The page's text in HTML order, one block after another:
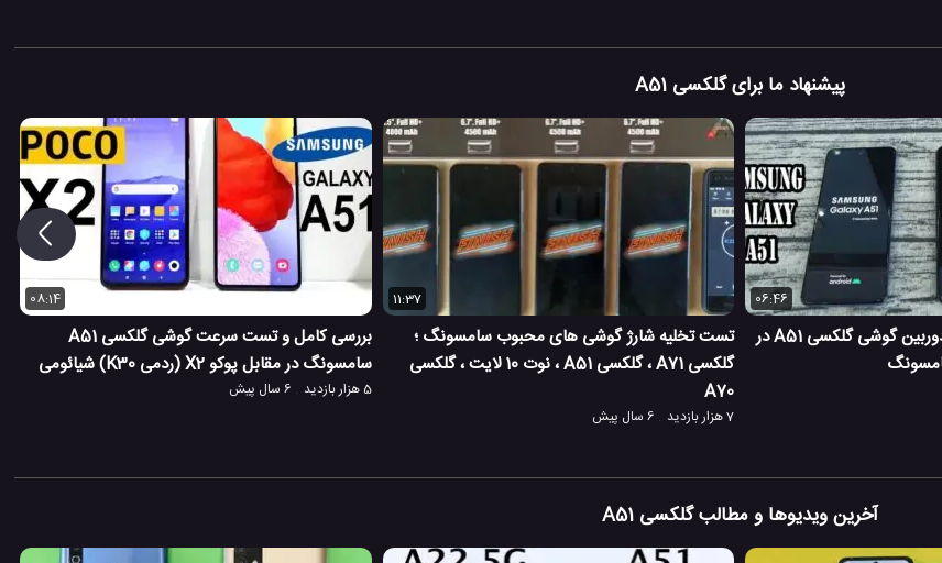
پیشنهاد ما برای گلکسی A51
06:46
تست سرعت و مقایسه دوربین گوشی گلکسی A51 در
11:37
تست تخلیه شارژ گوشی های محبوب سامسونگ ؛
گلکسی A71 ، گلکسی A51 ، نوت 10 لایت ، گلکسی
A70
7 هزار بازدید 6 سال پیش
08:14
بررسی کامل و تست سرعت گوشی گلکسی A51
سامسونگ در مقابل پوکو X2 (ردمی K30) شیائومی
5 هزار بازدید 6 سال پیش
آخرین ویدیوها و مطالب گلکسی A51